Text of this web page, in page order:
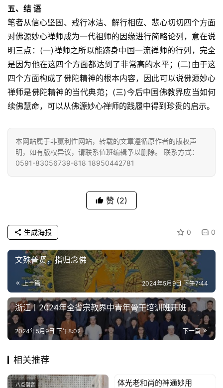
五、结 语
笔者从信心坚固、戒行冰洁、解行相应、悲心切切四个方面
对佛源妙心禅师成为一代祖师的因缘进行简略论列，意在说
明三点：(一)禅师之所以能跻身中国一流禅师的行列，完全
是因为他在这四个方面都达到了非常高的水平；(二)由于这
四个方面构成了佛陀精神的根本内容，因此可以说佛源妙心
禅师是佛陀精神的当代典范；(三)今后中国佛教界应当如何
续佛慧命，可以从佛源妙心禅师的践履中得到珍贵的启示。
本网站属于非赢利性网站，转载的文章遵循原作者的版权声
明，如有版权异议，请联系值班编辑予以删除。 联系方式：
0591-83056739-818 18950442781
赞 (2)
0 0
生成海报
文殊普贤，指归念佛
上一篇 2024年5月9日 下午7:44
浙江丨2024年全省宗教界中青年骨干培训班开班
下一篇
2024年5月9日 下午8:02
相关推荐
八点僧音 八点僧音
体光老和尚的神通妙用